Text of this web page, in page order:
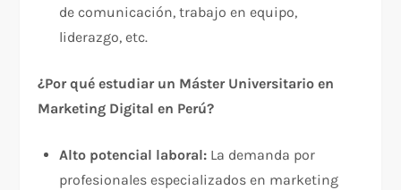
de comunicación, trabajo en equipo,
liderazgo, etc.
¿Por qué estudiar un Máster Universitario en
Marketing Digital en Perú?
Alto potencial laboral: La demanda por
profesionales especializados en marketing